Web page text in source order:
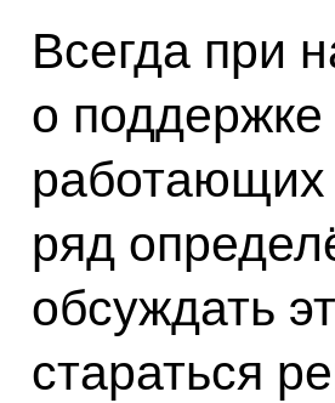
Всегда при
о
работающих
ряд
обсуждать
стараться